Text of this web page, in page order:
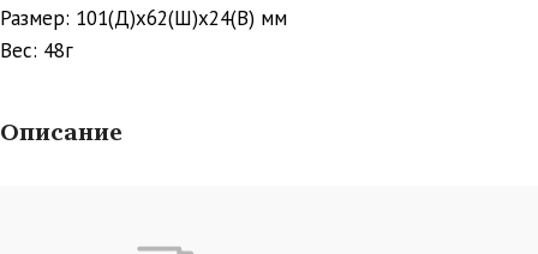
Размер: 101(Д)x62(Ш)x24(В) мм
Вес: 48г
Описание